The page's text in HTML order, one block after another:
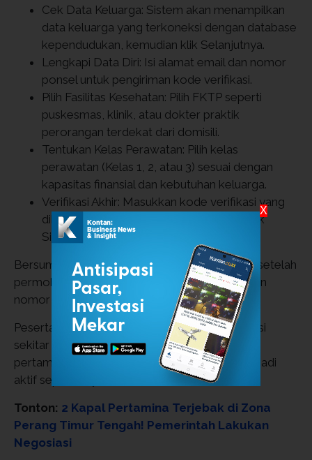
Cek Data Keluarga: Sistem akan menampilkan
data keluarga yang terkoneksi dengan database
kependudukan, kemudian klik Selanjutnya.
Lengkapi Data Diri: Isi alamat email dan nomor
ponsel untuk pengiriman kode verifikasi.
Pilih Fasilitas Kesehatan: Pilih FKTP seperti
puskesmas, klinik, atau dokter praktik
perorangan terdekat dari domisili.
Tentukan Kelas Perawatan: Pilih kelas
perawatan (Kelas 1, 2, atau 3) sesuai dengan
kapasitas finansial dan kebutuhan keluarga.
Verifikasi Akhir: Masukkan kode verifikasi yang
dikirimkan melalui email atau SMS, lalu klik
Simpan.
Bersumber dari laman resmi
BPJS Kesehatan, setelah
permohonan disetujui, sistem akan menerbitkan
nomor Virtual Account (VA).
Peserta perlu menunggu masa jeda administrasi
sekitar 14-30 hari sebelum pembayaran iuran
pertama dapat dilakukan dan status kartu menjadi
aktif sepenuhnya.
Tonton: 2 Kapal Pertamina Terjebak di Zona
Perang Timur Tengah! Pemerintah Lakukan
Negosiasi
X